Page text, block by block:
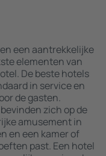
een aantrekkelijke
elementen van
De beste hotels
in service en
de gasten.
zich op de
amusement in
en een kamer of
past. Een hotel